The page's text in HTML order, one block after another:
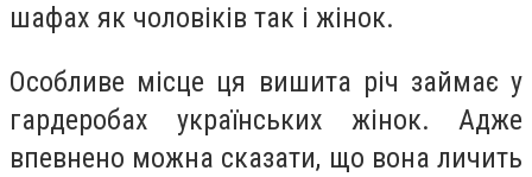
шафах як чоловіків так і жінок.
Особливе місце ця вишита річ займає у
гардеробах українських жінок. Адже
впевнено можна сказати, що вона личить